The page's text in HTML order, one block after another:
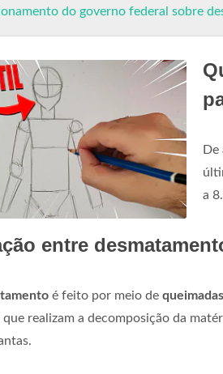
do governo federal sobre
a
entre
é feito por meio de queimadas
realizam a decomposição da